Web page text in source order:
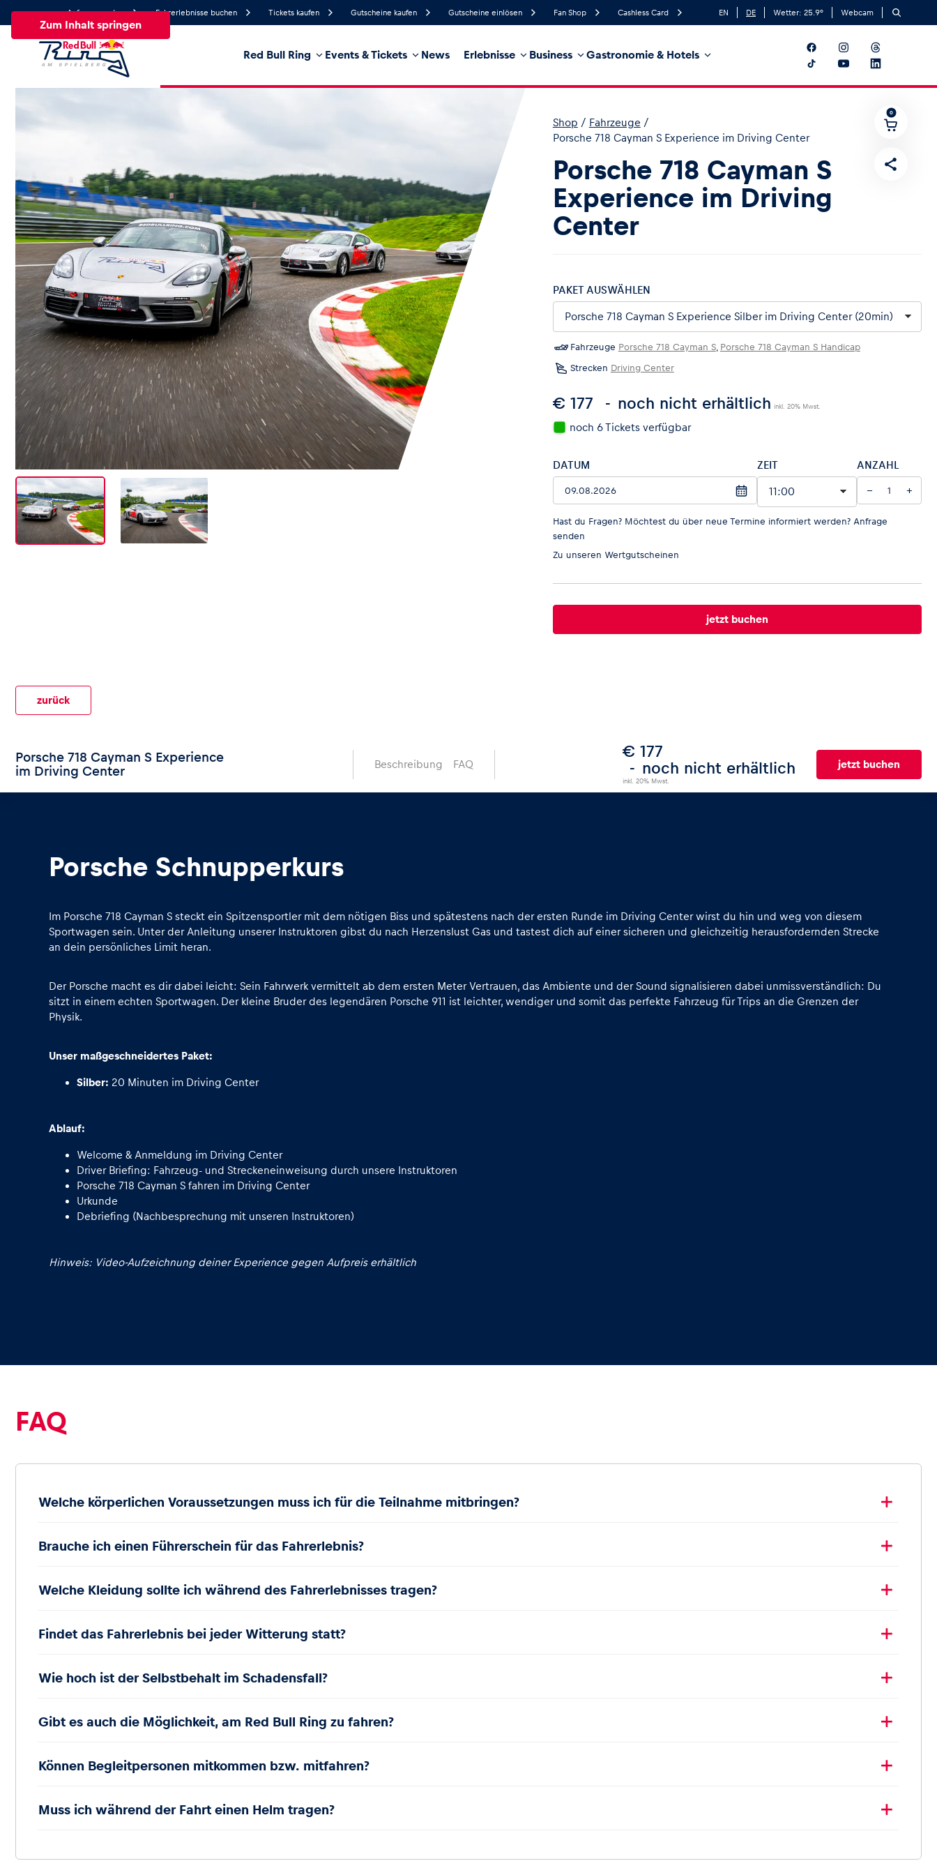
Zum Inhalt springen
Anfrage senden Fahrerlebnisse buchen Tickets kaufen Gutscheine kaufen Gutscheine einlösen Fan Shop Cashless Card EN DE Wetter: 25.9° Webcam
Red Bull Ring Events & Tickets News Erlebnisse Business Gastronomie & Hotels
25.9°
News
Alle anzeigen
Events
Alle anzeigen
Seiten
Fahrzeug
Alle anzeigen
Business
Alle anzeigen
0
Shop / Fahrzeuge /
Porsche 718 Cayman S Experience im Driving Center
Porsche 718 Cayman S
Experience im Driving
Center
PAKET AUSWÄHLEN
Fahrzeuge Porsche 718 Cayman S, Porsche 718 Cayman S Handicap
Strecken Driving Center
€ 177 noch nicht erhältlich inkl. 20% Mwst.
noch 6 Tickets verfügbar
DATUM ZEIT ANZAHL
− +
Hast du Fragen? Möchtest du über neue Termine informiert werden? Anfrage
senden
Zu unseren Wertgutscheinen
jetzt buchen
zurück
Porsche 718 Cayman S Experience
im Driving Center
Beschreibung FAQ
€ 177
noch nicht erhältlich
inkl. 20% Mwst.
jetzt buchen
Porsche Schnupperkurs
Im Porsche 718 Cayman S steckt ein Spitzensportler mit dem nötigen Biss und spätestens nach der ersten Runde im Driving Center wirst du hin und weg von diesem
Sportwagen sein. Unter der Anleitung unserer Instruktoren gibst du nach Herzenslust Gas und tastest dich auf einer sicheren und gleichzeitig herausfordernden Strecke
an dein persönliches Limit heran.
Der Porsche macht es dir dabei leicht: Sein Fahrwerk vermittelt ab dem ersten Meter Vertrauen, das Ambiente und der Sound signalisieren dabei unmissverständlich: Du
sitzt in einem echten Sportwagen. Der kleine Bruder des legendären Porsche 911 ist leichter, wendiger und somit das perfekte Fahrzeug für Trips an die Grenzen der
Physik.
Unser maßgeschneidertes Paket:
Silber: 20 Minuten im Driving Center
Ablauf:
Welcome & Anmeldung im Driving Center
Driver Briefing: Fahrzeug- und Streckeneinweisung durch unsere Instruktoren
Porsche 718 Cayman S fahren im Driving Center
Urkunde
Debriefing (Nachbesprechung mit unseren Instruktoren)
Hinweis: Video-Aufzeichnung deiner Experience gegen Aufpreis erhältlich
FAQ
Welche körperlichen Voraussetzungen muss ich für die Teilnahme mitbringen?
Brauche ich einen Führerschein für das Fahrerlebnis?
Welche Kleidung sollte ich während des Fahrerlebnisses tragen?
Findet das Fahrerlebnis bei jeder Witterung statt?
Wie hoch ist der Selbstbehalt im Schadensfall?
Gibt es auch die Möglichkeit, am Red Bull Ring zu fahren?
Können Begleitpersonen mitkommen bzw. mitfahren?
Muss ich während der Fahrt einen Helm tragen?